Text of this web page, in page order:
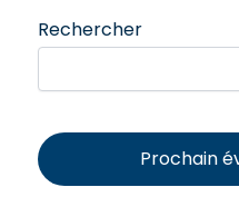
Rechercher
Prochain